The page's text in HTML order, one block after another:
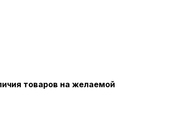
товаров на желаемой